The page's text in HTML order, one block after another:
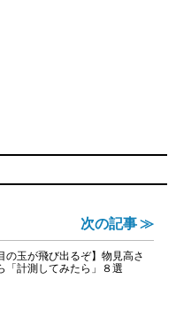
次の記事 ≫
の玉が飛び出るぞ】物見高さ
「計測してみたら」８選